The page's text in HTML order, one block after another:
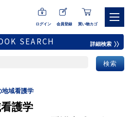
ログイン 会員登録 買い物カゴ
SEARCH 詳細検索
地域看護学
護学